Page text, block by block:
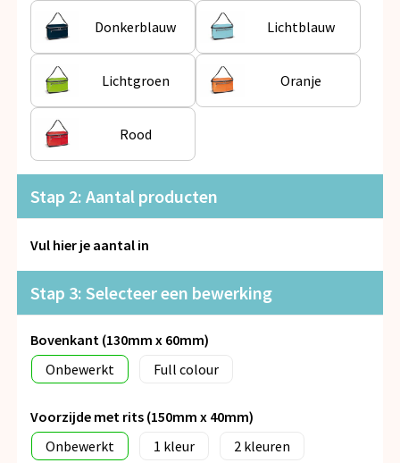
Snoepgoed
Spellen voor binnen en buiten
Veiligheid, Auto en Fiets
Vrije tijd en Strand
Donkerblauw Lichtblauw
Lichtgroen Oranje
Rood
Stap 2: Aantal producten
Vul hier je aantal in
Stap 3: Selecteer een bewerking
Bovenkant (130mm x 60mm)
Onbewerkt
Full colour
Voorzijde met rits (150mm x 40mm)
Onbewerkt
1
2